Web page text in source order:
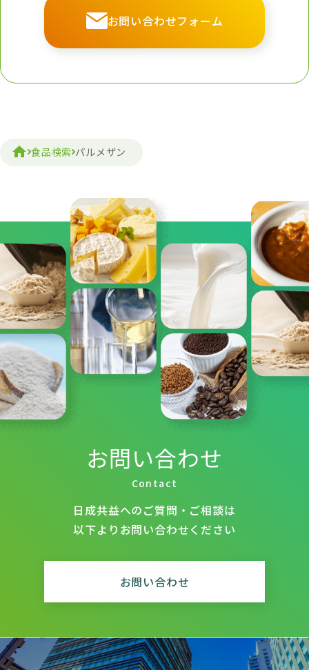
お問い合わせフォーム
食品検索 パルメザン
お問い合わせ
Contact
日成共益へのご質問・ご相談は
以下よりお問い合わせください
お問い合わせ